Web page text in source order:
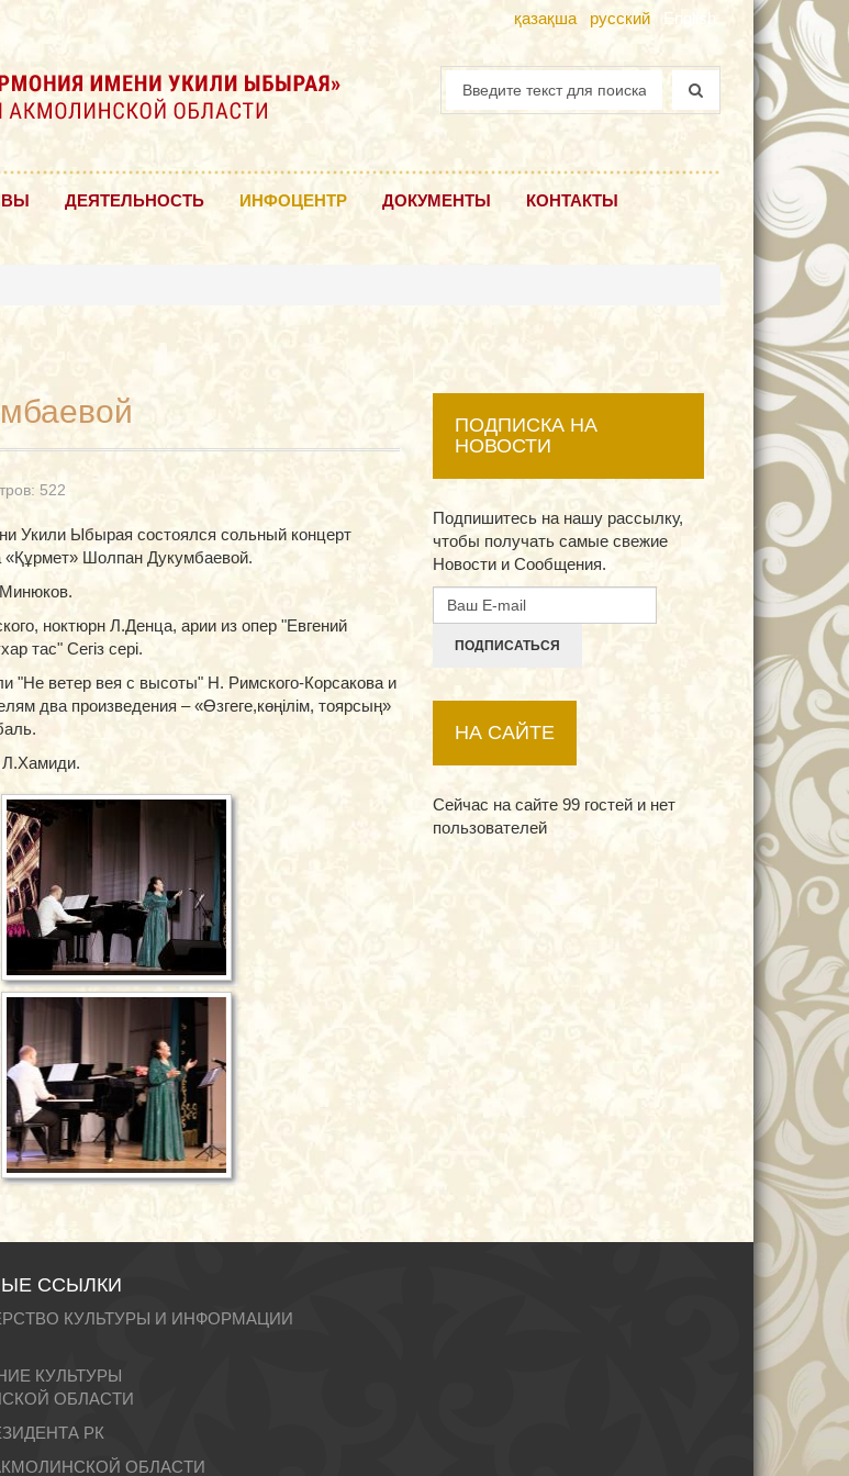
қазақша русский English
ДЕЯТЕЛЬНОСТЬ ИНФОЦЕНТР ДОКУМЕНТЫ КОНТАКТЫ
522
Укили Ыбырая состоялся сольный концерт
«Құрмет» Шолпан Дукумбаевой.
ноктюрн Л.Денца, арии из опер "Евгений
тас" Сегіз сері.
"Не ветер вея с высоты" Н. Римского-Корсакова и
два произведения – «Өзгеге,көңілім, тоярсың»
Л.Хамиди.
ПОДПИСКА НА
НОВОСТИ
Подпишитесь на нашу рассылку,
чтобы получать самые свежие
Новости и Сообщения.
ПОДПИСАТЬСЯ
НА САЙТЕ
Сейчас на сайте 99 гостей и нет
пользователей
ССЫЛКИ
КУЛЬТУРЫ И ИНФОРМАЦИИ
КУЛЬТУРЫ
ОБЛАСТИ
РК
ОБЛАСТИ